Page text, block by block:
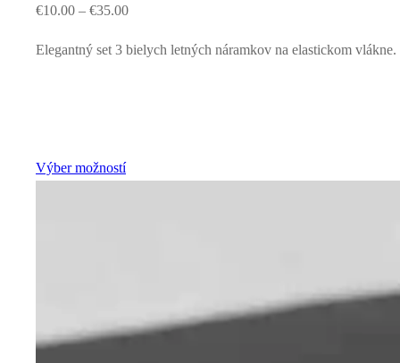
€10.00 – €35.00
Elegantný set 3 bielych letných náramkov na elastickom vlákne.
Výber možností